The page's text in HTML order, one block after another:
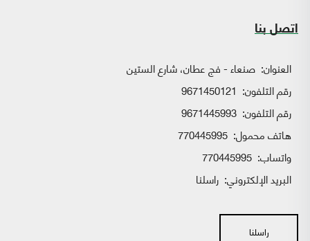
اتصل بنا
العنوان: صنعاء - فج عطان، شارع الستين
رقم التلفون: 9671450121
رقم التلفون: 9671445993
هاتف محمول: 770445995
واتساب:
البريد الإلكتروني: راسلنا
راسلنا